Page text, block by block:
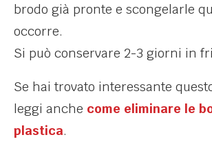
brodo già pronte e scongelarle
occorre.
Si può conservare 2-3 giorni in
Se hai trovato interessante
leggi anche come eliminare le
plastica.